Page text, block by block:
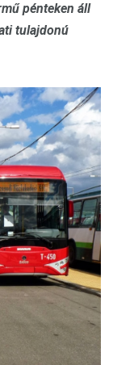
pénteken áll
tulajdonú